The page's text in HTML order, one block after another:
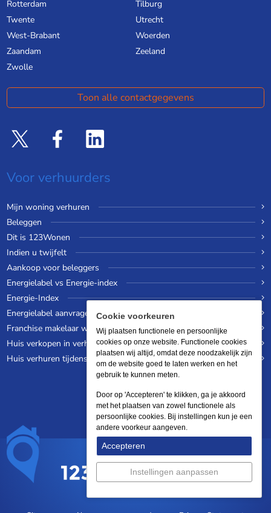
Rotterdam
Tilburg
Twente
Utrecht
West-Brabant
Woerden
Zaandam
Zeeland
Zwolle
Toon alle contactgegevens
Voor verhuurders
Mijn woning verhuren
Beleggen
Dit is 123Wonen
Indien u twijfelt
Aankoop voor beleggers
Energielabel vs Energie-index
Energie-Index
Energielabel aanvragen
Franchise makelaar worden
Huis verkopen in verhuurde staat
Huis verhuren tijdens een wereldreis
Cookie voorkeuren
Wij plaatsen functionele en persoonlijke
cookies op onze website. Functionele cookies
plaatsen wij altijd, omdat deze noodzakelijk zijn
om de website goed te laten werken en het
gebruik te kunnen meten.
Door op 'Accepteren' te klikken, ga je akkoord
met het plaatsen van zowel functionele als
persoonlijke cookies. Bij instellingen kun je een
andere voorkeur aangeven.
Accepteren
Instellingen aanpassen